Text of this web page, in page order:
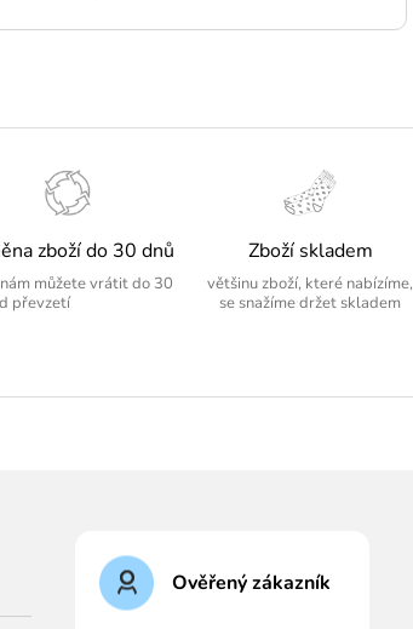
zboží do 30 dnů
můžete vrátit do 30
převzetí
Zboží skladem
většinu zboží, které nabízíme,
se snažíme držet skladem
Ověřený zákazník